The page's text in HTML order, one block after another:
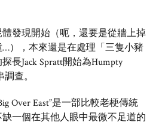
發現開始（呃，還要是從牆上掉
），本來還是在處理「三隻小豬
長Jack Spratt開始為Humpty
查。
Over East”是一部比較老梗傳統
一個在其他人眼中最微不足道的